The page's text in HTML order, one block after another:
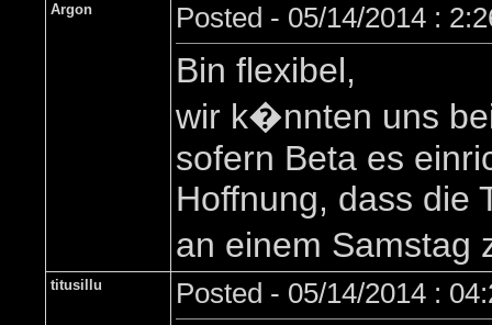
Argon Posted - 05/14/2014 :
Bin flexibel,
wir k�nnten uns
sofern Beta es
Hoffnung, dass die
an einem
titusillu Posted - 05/14/2014 :